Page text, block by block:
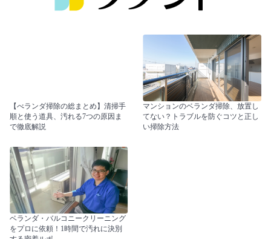
【べランダ掃除の総まとめ】清掃手
順と使う道具、汚れる7つの原因ま
で徹底解説
マンションのベランダ掃除、放置し
てない？トラブルを防ぐコツと正し
い掃除方法
ベランダ・バルコニークリーニング
をプロに依頼！1時間で汚れに決別